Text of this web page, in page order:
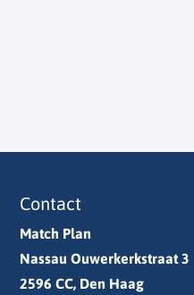
Contact
Match Plan
Nassau Ouwerkerkstraat 3
2596 CC, Den Haag